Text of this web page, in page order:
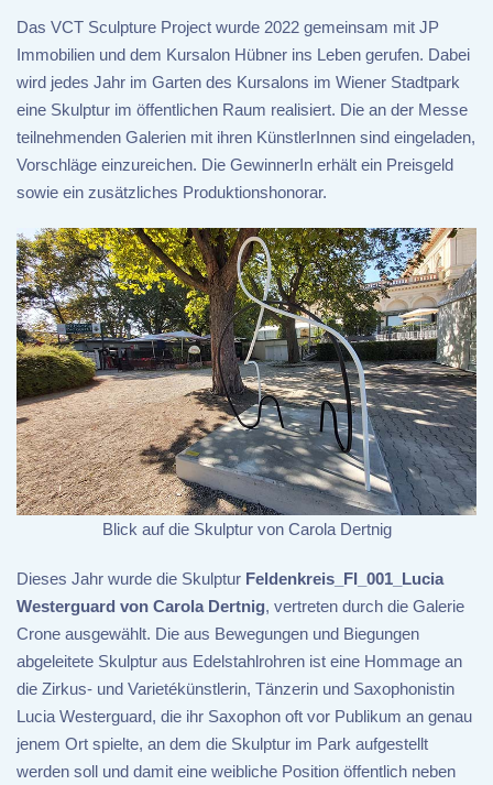
Das VCT Sculpture Project wurde 2022 gemeinsam mit JP
Immobilien und dem Kursalon Hübner ins Leben gerufen. Dabei
wird jedes Jahr im Garten des Kursalons im Wiener Stadtpark
eine Skulptur im öffentlichen Raum realisiert. Die an der Messe
teilnehmenden Galerien mit ihren KünstlerInnen sind eingeladen,
Vorschläge einzureichen. Die GewinnerIn erhält ein Preisgeld
sowie ein zusätzliches Produktionshonorar.
Blick auf die Skulptur von Carola Dertnig
Dieses Jahr wurde die Skulptur Feldenkreis_FI_001_Lucia
Westerguard von Carola Dertnig, vertreten durch die Galerie
Crone ausgewählt. Die aus Bewegungen und Biegungen
abgeleitete Skulptur aus Edelstahlrohren ist eine Hommage an
die Zirkus- und Varietékünstlerin, Tänzerin und Saxophonistin
Lucia Westerguard, die ihr Saxophon oft vor Publikum an genau
jenem Ort spielte, an dem die Skulptur im Park aufgestellt
werden soll und damit eine weibliche Position öffentlich neben